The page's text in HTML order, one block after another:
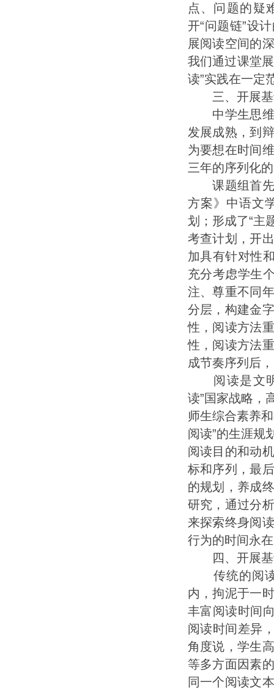
点、问题的疑
开“问题链”设
展阅读空间的
我们通过课堂
读”实践在一定
三、开展基于
中学生思维
发展成熟，到
为要想在时间
三年的序列化
课题组首先
方案》中语文
划；形成了“主
考查计划，开
加具有针对性
充分考虑学生
注、尊重不同
分层，构建金
性，阅读方法
性，阅读方法
成节奏序列后
阅读是文明
读”国家战略，
师生综合素养
阅读”的生涯规
阅读目的和动
标和序列，最
的规划，养成
研究，通过分
来探索终身阅
行为的时间永
四、开展基于
传统的阅读
内，拘泥于一
丰富阅读时间
阅读时间差异
角度说，学生
等多方面因素
同一个阅读文